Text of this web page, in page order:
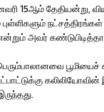
15ஆம் தேதியன்று,
புள்ளிகளும்
அவர்
பூமியைச்
கலிலியோவின்